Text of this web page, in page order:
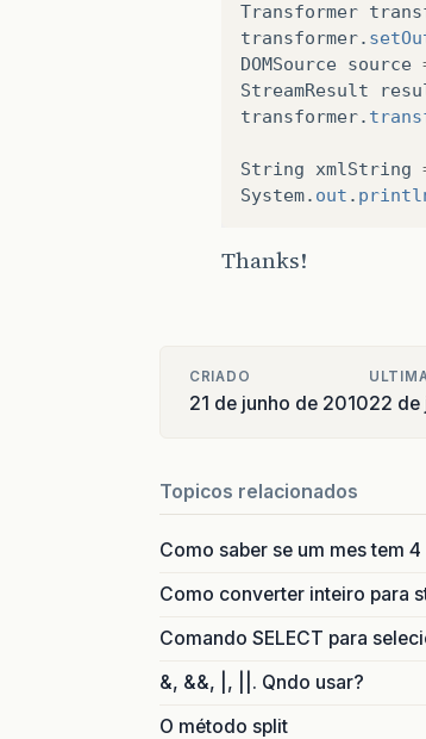
Transformer
transformer.
DOMSource source
StreamResult
transformer.
String xmlString
System. out .
Thanks!
CRIADO
21 de junho de 201022 de
Topicos relacionados
Como saber se um mes tem 4
Como converter inteiro para
Comando SELECT para
&, &&, |, ||. Qndo usar?
O método split